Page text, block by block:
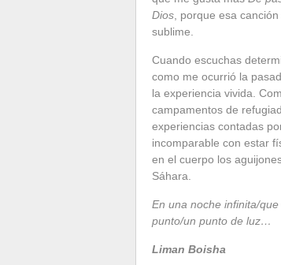
Dios , porque esa
sublime.
Cuando escuchas
como me ocurrió la
la experiencia vivida.
campamentos de
experiencias contadas
incomparable con estar
en el cuerpo los
Sáhara.
En una noche infinita/
punto/un punto de luz…
Liman Boisha